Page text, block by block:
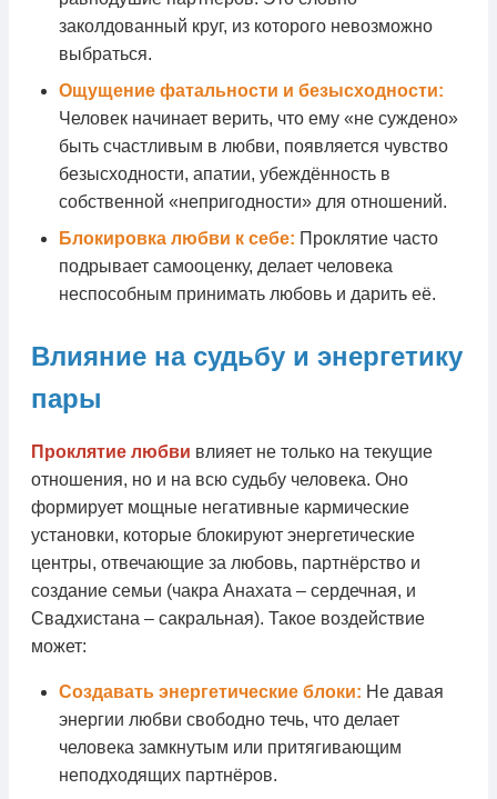
заколдованный круг, из которого невозможно
выбраться.
Ощущение фатальности и безысходности:
Человек начинает верить, что ему «не суждено»
быть счастливым в любви, появляется чувство
безысходности, апатии, убеждённость в
собственной «непригодности» для отношений.
Блокировка любви к себе: Проклятие часто
подрывает самооценку, делает человека
неспособным принимать любовь и дарить её.
Влияние на судьбу и энергетику
пары
Проклятие любви влияет не только на текущие
отношения, но и на всю судьбу человека. Оно
формирует мощные негативные кармические
установки, которые блокируют энергетические
центры, отвечающие за любовь, партнёрство и
создание семьи (чакра Анахата – сердечная, и
Свадхистана – сакральная). Такое воздействие
может:
Создавать энергетические блоки: Не давая
энергии любви свободно течь, что делает
человека замкнутым или притягивающим
неподходящих партнёров.